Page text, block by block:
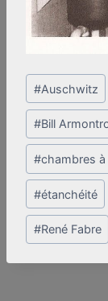
Post
Tags:
#Auschwitz
#Bill
#chambres à
#étanchéité
#René Fabre